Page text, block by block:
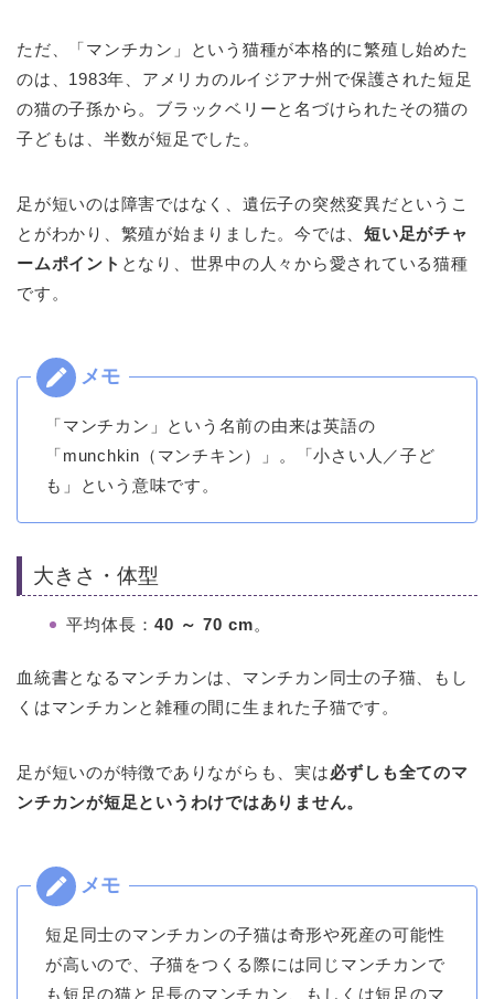
ただ、「マンチカン」という猫種が本格的に繁殖し始めた
のは、1983年、アメリカのルイジアナ州で保護された短足
の猫の子孫から。ブラックベリーと名づけられたその猫の
子どもは、半数が短足でした。
足が短いのは障害ではなく、遺伝子の突然変異だというこ
とがわかり、繁殖が始まりました。今では、短い足がチャ
ームポイント となり、世界中の人々から愛されている猫種
です。
「マンチカン」という名前の由来は英語の
「munchkin（マンチキン）」。「小さい人／子ど
も」という意味です。
大きさ・体型
平均体長： 40 ～ 70 cm。
血統書となるマンチカンは、マンチカン同士の子猫、もし
くはマンチカンと雑種の間に生まれた子猫です。
足が短いのが特徴でありながらも、実は必ずしも全てのマ
ンチカンが短足というわけではありません。
短足同士のマンチカンの子猫は奇形や死産の可能性
が高いので、子猫をつくる際には同じマンチカンで
も短足の猫と足長のマンチカン、もしくは短足のマ